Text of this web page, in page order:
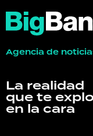
Agencia de
La realidad
que te
en la cara